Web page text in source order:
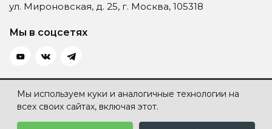
ул. Мироновская, д. 25, г. Москва, 105318
Мы в соцсетях
Политика конфиденциальности
Карта сайта
Создание сайта — Individ
Мы используем куки и аналогичные технологии на
всех своих сайтах, включая этот.